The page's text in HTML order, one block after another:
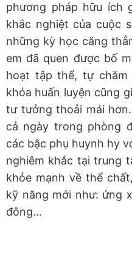
phương pháp hữu ích
khắc nghiệt của cuộc
những kỳ học căng
em đã quen được bố
hoạt tập thể, tự
khóa huấn luyện cũng
tư tưởng thoải mái
cả ngày trong phòng
các bậc phụ huynh hy
nghiêm khắc tại trung
khỏe mạnh về thể
kỹ năng mới như: ứng
đông...